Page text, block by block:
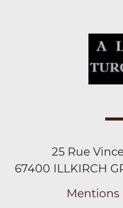
25 Rue
67400 ILLKIRCH
Mentions